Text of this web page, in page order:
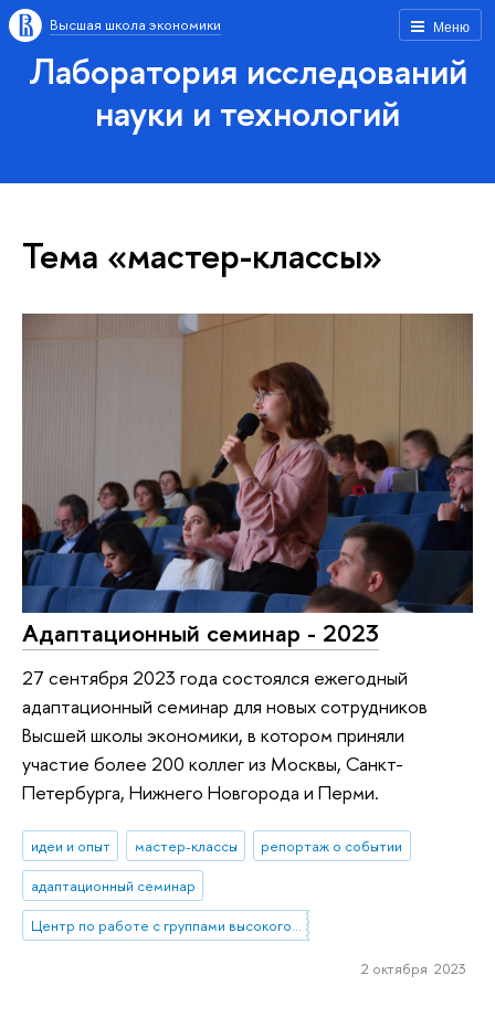
Меню
Высшая школа экономики
Лаборатория исследований
науки и технологий
Тема «мастер-классы»
Адаптационный семинар - 2023
27 сентября 2023 года состоялся ежегодный
адаптационный семинар для новых сотрудников
Высшей школы экономики, в котором приняли
участие более 200 коллег из Москвы, Санкт-
Петербурга, Нижнего Новгорода и Перми.
идеи и опыт мастер-классы
репортаж о событии
адаптационный семинар
Центр по работе с группами высокого профессионального потенциала
2 октября 2023